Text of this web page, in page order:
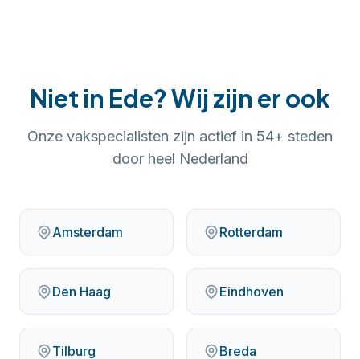
Niet in Ede? Wij zijn er ook
Onze vakspecialisten zijn actief in 54+ steden
door heel Nederland
Amsterdam Rotterdam
Den Haag Eindhoven
Tilburg Breda